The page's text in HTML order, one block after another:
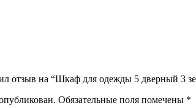
отзыв на “Шкаф для одежды 5 дверный 3
Обязательные поля помечены *